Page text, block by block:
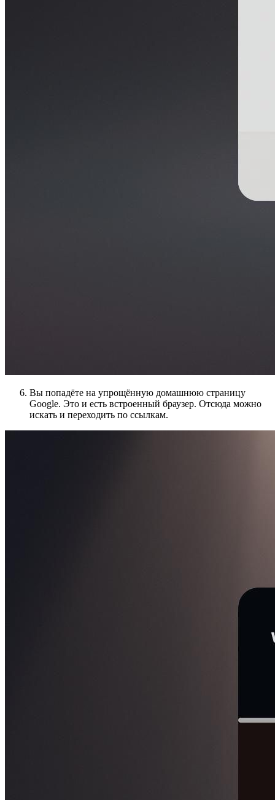
Вы попадёте на упрощённую домашнюю страницу
Google. Это и есть встроенный браузер. Отсюда можно
искать и переходить по ссылкам.